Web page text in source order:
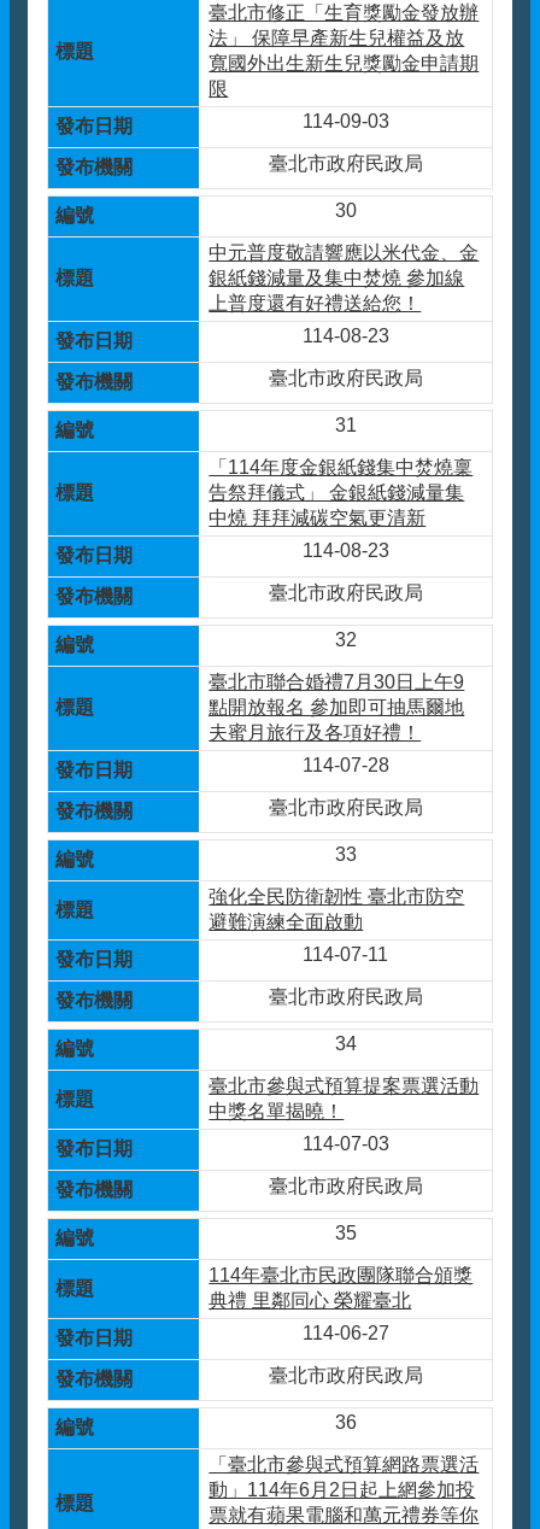
臺北市修正「生育獎勵金發放辦
法」 保障早產新生兒權益及放
寬國外出生新生兒獎勵金申請期
限
114-09-03
臺北市政府民政局
30
中元普度敬請響應以米代金、金
銀紙錢減量及集中焚燒 參加線
上普度還有好禮送給您！
114-08-23
臺北市政府民政局
31
「114年度金銀紙錢集中焚燒稟
告祭拜儀式」 金銀紙錢減量集
中燒 拜拜減碳空氣更清新
114-08-23
臺北市政府民政局
32
臺北市聯合婚禮7月30日上午9
點開放報名 參加即可抽馬爾地
夫蜜月旅行及各項好禮！
114-07-28
臺北市政府民政局
33
強化全民防衛韌性 臺北市防空
避難演練全面啟動
114-07-11
臺北市政府民政局
34
臺北市參與式預算提案票選活動
中獎名單揭曉！
114-07-03
臺北市政府民政局
35
114年臺北市民政團隊聯合頒獎
典禮 里鄰同心 榮耀臺北
114-06-27
臺北市政府民政局
36
「臺北市參與式預算網路票選活
動」114年6月2日起上網參加投
票就有蘋果電腦和萬元禮券等你